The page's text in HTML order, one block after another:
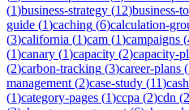
(1)business-strategy (12)business-
guide (1)caching (6)calculation-
(3)california (1)cam (1)campaigns (
(1)canary (1)capacity (2)capacity-
(2)carbon-tracking (3)career-plans (
management (2)case-study (11)
(1)category-pages (1)ccpa (2)cdn (2